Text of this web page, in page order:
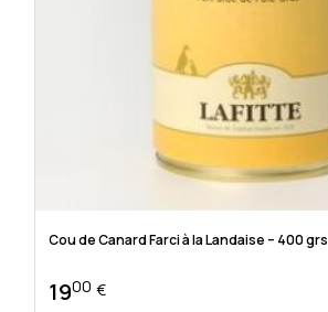
Cou de Canard Farci à la Landaise – 400 grs
1900 €